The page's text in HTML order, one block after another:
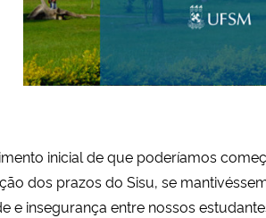
inicial de que poderíamos
dos prazos do Sisu, se
insegurança entre nossos